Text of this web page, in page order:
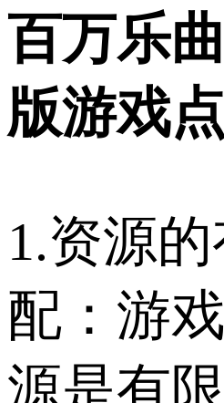
百万乐
版游戏
1.资源
配：游
源是有